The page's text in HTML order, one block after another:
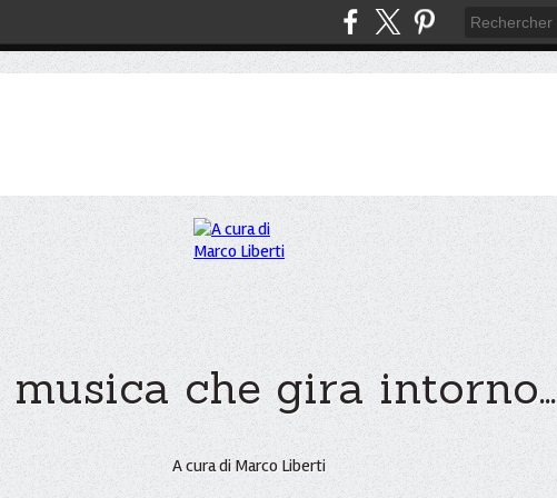
che gira intorno...
A cura di Marco Liberti